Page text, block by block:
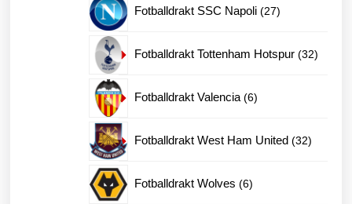
Fotballdrakt SSC Napoli 2727
Fotballdrakt Tottenham Hotspur 3232
Fotballdrakt Valencia 66
Fotballdrakt West Ham United 3232
Fotballdrakt Wolves 66